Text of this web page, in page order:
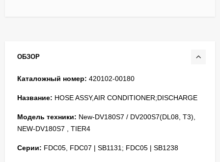
ОБЗОР
Каталожный номер: 420102-00180
Название: HOSE ASSY,AIR CONDITIONER;DISCHARGE
Модель техники: New-DV180S7 / DV200S7(DL08, T3),
NEW-DV180S7 , TIER4
Серии: FDC05, FDC07 | SB1131; FDC05 | SB1238